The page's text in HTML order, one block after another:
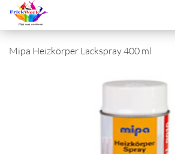
Mipa Heizkörper Lackspray 400 ml